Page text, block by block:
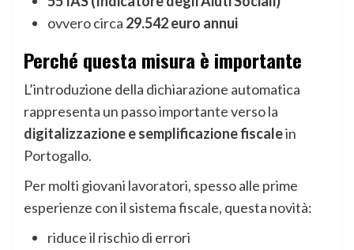
ovvero circa 29.542 euro annui
Perché questa misura è importante
L’introduzione della dichiarazione automatica
rappresenta un passo importante verso la
digitalizzazione e semplificazione fiscalein
Portogallo.
Per molti giovani lavoratori, spesso alle prime
esperienze con il sistema fiscale, questa novità:
riduce il rischio di errori